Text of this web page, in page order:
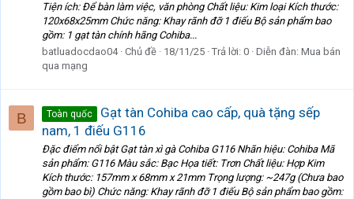
Tiện ích: Để bàn làm việc, văn phòng Chất liệu: Kim loại Kích thước:
120x68x25mm Chức năng: Khay rãnh đỡ 1 điếu Bộ sản phẩm bao
gồm: 1 gạt tàn chính hãng Cohiba...
batluadocdao04 Chủ đề 18/11/25 Trả lời: 0 Diễn đàn: Mua bán
qua mạng
B Toàn quốc
Gạt tàn Cohiba cao cấp, quà tặng sếp
nam, 1 điếu G116
Đặc điểm nổi bật Gạt tàn xì gà Cohiba G116 Nhãn hiệu: Cohiba Mã
sản phẩm: G116 Màu sắc: Bạc Họa tiết: Trơn Chất liệu: Hợp Kim
Kích thước: 157mm x 68mm x 21mm Trọng lượng: ~247g (Chưa bao
gồm bao bì) Chức năng: Khay rãnh đỡ 1 điếu Bộ sản phẩm bao gồm: